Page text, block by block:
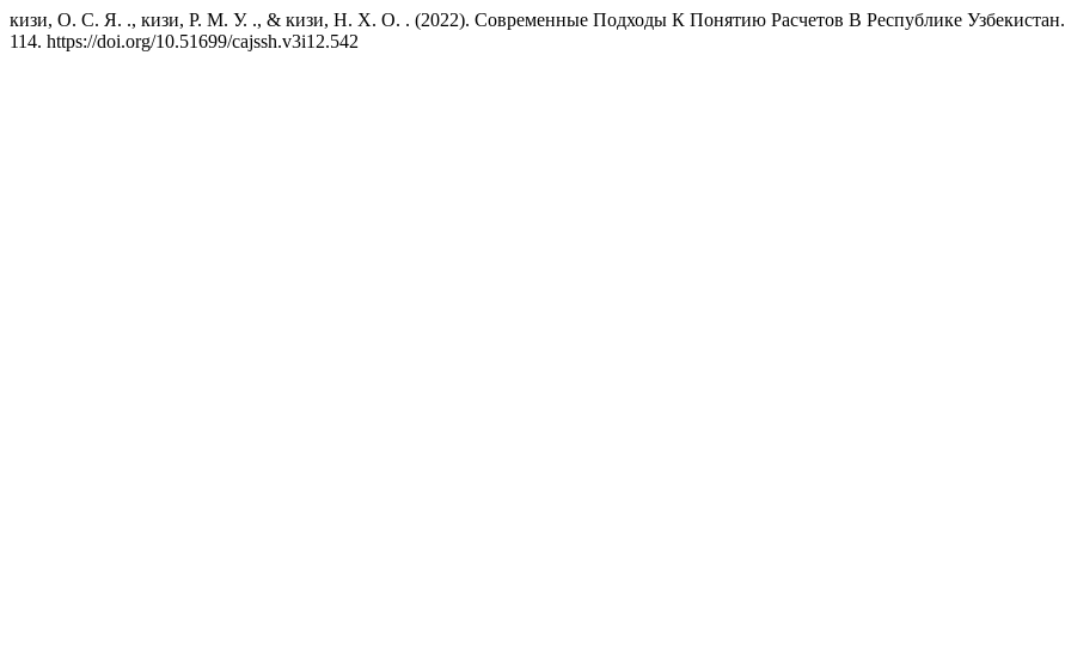
кизи, О. С. Я. ., кизи, Р. М. У. ., & кизи, Н. Х. О. . (2022). Современные Подходы К Понятию Расчетов В Республике Узбекистан.
114. https://doi.org/10.51699/cajssh.v3i12.542